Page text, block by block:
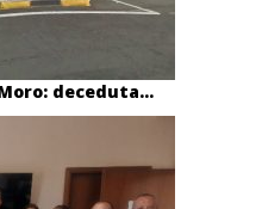
deceduta...